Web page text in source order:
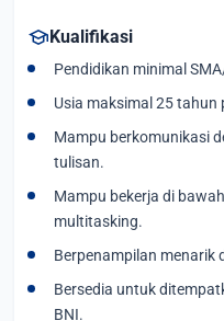
schoolKualifikasi
Pendidikan minimal
Usia maksimal 25
Mampu berkomunikasi
tulisan.
Mampu bekerja di
multitasking.
Berpenampilan menarik
Bersedia untuk
BNI.